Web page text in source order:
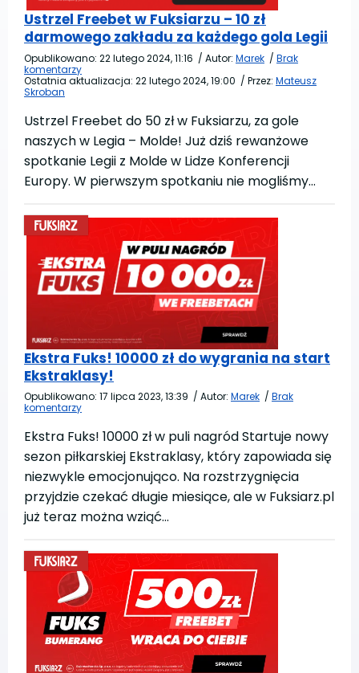
Ustrzel Freebet w Fuksiarzu – 10 zł
darmowego zakładu za każdego gola Legii
Opublikowano: 22 lutego 2024, 11:16 / Autor: Marek / Brak
komentarzy
Ostatnia aktualizacja: 22 lutego 2024, 19:00 / Przez: Mateusz
Skroban
Ustrzel Freebet do 50 zł w Fuksiarzu, za gole
naszych w Legia – Molde! Już dziś rewanżowe
spotkanie Legii z Molde w Lidze Konferencji
Europy. W pierwszym spotkaniu nie mogliśmy…
Ekstra Fuks! 10000 zł do wygrania na start
Ekstraklasy!
Opublikowano: 17 lipca 2023, 13:39 / Autor: Marek / Brak
komentarzy
Ekstra Fuks! 10000 zł w puli nagród Startuje nowy
sezon piłkarskiej Ekstraklasy, który zapowiada się
niezwykle emocjonująco. Na rozstrzygnięcia
przyjdzie czekać długie miesiące, ale w Fuksiarz.pl
już teraz można wziąć…